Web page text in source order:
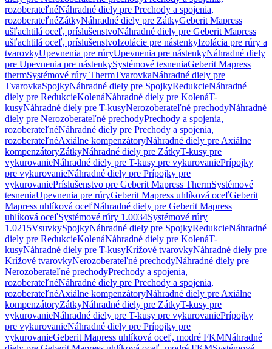
rozoberateľnéNáhradné diely pre Prechody a spojenia,
rozoberateľnéZátkyNáhradné diely pre ZátkyGeberit Mapress
ušľachtilá oceľ, príslušenstvoNáhradné diely pre Geberit Mapress
ušľachtilá oceľ, príslušenstvoIzolácie pre nástenkyIzolácia pre rúry a
tvarovkyUpevnenia pre rúryUpevnenia pre nástenkyNáhradné diely
pre Upevnenia pre nástenkySystémové tesneniaGeberit Mapress
thermSystémové rúry ThermTvarovkaNáhradné diely pre
TvarovkaSpojkyNáhradné diely pre SpojkyRedukcieNáhradné
diely pre RedukcieKolenáNáhradné diely pre KolenáT-
kusyNáhradné diely pre T-kusyNerozoberateľné prechodyNáhradné
diely pre Nerozoberateľné prechodyPrechody a spojenia,
rozoberateľnéNáhradné diely pre Prechody a spojenia,
rozoberateľnéAxiálne kompenzátoryNáhradné diely pre Axiálne
kompenzátoryZátkyNáhradné diely pre ZátkyT-kusy pre
vykurovanieNáhradné diely pre T-kusy pre vykurovaniePrípojky
pre vykurovanieNáhradné diely pre Prípojky pre
vykurovaniePríslušenstvo pre Geberit Mapress ThermSystémové
tesneniaUpevnenia pre rúryGeberit Mapress uhlíková oceľGeberit
Mapress uhlíková oceľNáhradné diely pre Geberit Mapress
uhlíková oceľSystémové rúry 1.0034Systémové rúry
1.0215VsuvkySpojkyNáhradné diely pre SpojkyRedukcieNáhradné
diely pre RedukcieKolenáNáhradné diely pre KolenáT-
kusyNáhradné diely pre T-kusyKrížové tvarovkyNáhradné diely pre
Krížové tvarovkyNerozoberateľné prechodyNáhradné diely pre
Nerozoberateľné prechodyPrechody a spojenia,
rozoberateľnéNáhradné diely pre Prechody a spojenia,
rozoberateľnéAxiálne kompenzátoryNáhradné diely pre Axiálne
kompenzátoryZátkyNáhradné diely pre ZátkyT-kusy pre
vykurovanieNáhradné diely pre T-kusy pre vykurovaniePrípojky
pre vykurovanieNáhradné diely pre Prípojky pre
vykurovanieGeberit Mapress uhlíková oceľ, modré FKMNáhradné